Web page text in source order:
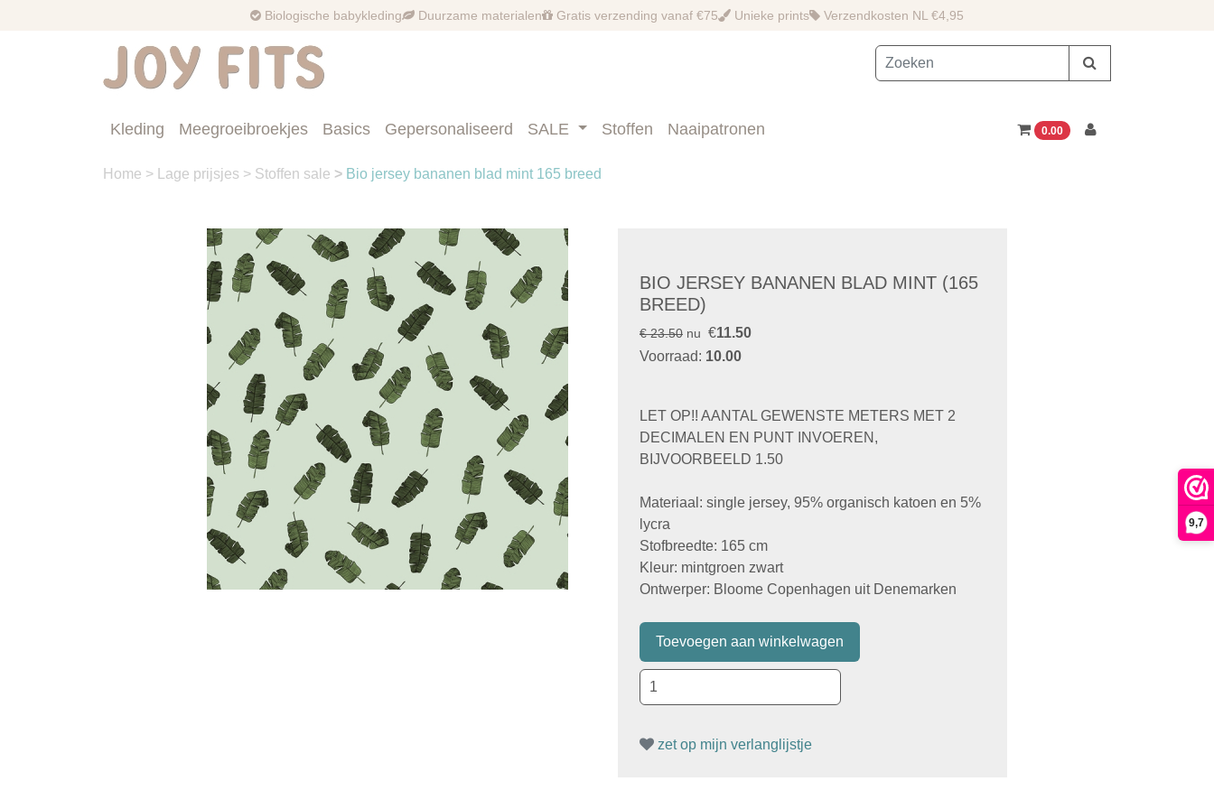
9,7
Biologische babykleding Duurzame materialen Gratis verzending vanaf €75 Unieke prints Verzendkosten NL €4,95
Kleding Meegroeibroekjes Basics Gepersonaliseerd SALE Stoffen Naaipatronen 0.00
Home > Lage prijsjes > Stoffen sale > Bio jersey bananen blad mint 165 breed
BIO JERSEY BANANEN BLAD MINT (165
BREED)
€ 23.50 nu €11.50
Voorraad: 10.00
LET OP!! AANTAL GEWENSTE METERS MET 2
DECIMALEN EN PUNT INVOEREN,
BIJVOORBEELD 1.50
Materiaal: single jersey, 95% organisch katoen en 5%
lycra
Stofbreedte: 165 cm
Kleur: mintgroen zwart
Ontwerper: Bloome Copenhagen uit Denemarken
zet op mijn verlanglijstje